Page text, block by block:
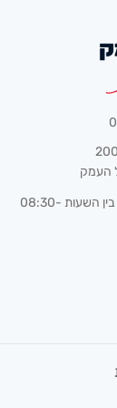
העמק
א’-ה’, בין השעות 08:30-